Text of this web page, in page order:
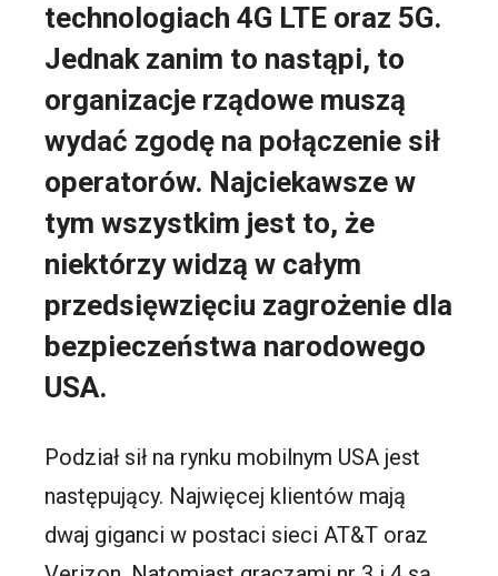
technologiach 4G LTE oraz 5G.
Jednak zanim to nastąpi, to
organizacje rządowe muszą
wydać zgodę na połączenie sił
operatorów. Najciekawsze w
tym wszystkim jest to, że
niektórzy widzą w całym
przedsięwzięciu zagrożenie dla
bezpieczeństwa narodowego
USA.
Podział sił na rynku mobilnym USA jest
następujący. Najwięcej klientów mają
dwaj giganci w postaci sieci AT&T oraz